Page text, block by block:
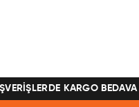
KARGO BEDAVA